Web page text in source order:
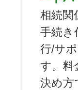
相続関
手続き
行/サ
す。料
決め方